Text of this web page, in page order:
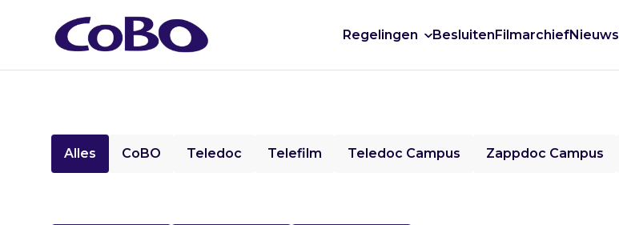
Regelingen BesluitenFilmarchiefNieuws
Alles CoBO Teledoc Telefilm Teledoc Campus Zappdoc Campus